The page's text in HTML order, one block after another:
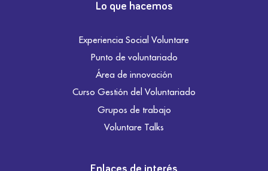
Lo que hacemos
Experiencia Social Voluntare
Punto de voluntariado
Área de innovación
Curso Gestión del Voluntariado
Grupos de trabajo
Voluntare Talks